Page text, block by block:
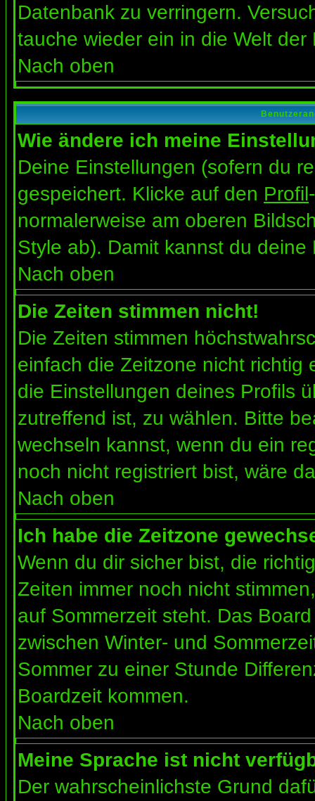
Datenbank zu verringern.
tauche wieder ein in die Welt der
Nach oben
Wie ändere ich meine
Deine Einstellungen (sofern du
gespeichert. Klicke auf den Profil
normalerweise am oberen
Style ab). Damit kannst du
Nach oben
Die Zeiten stimmen nicht!
Die Zeiten stimmen
einfach die Zeitzone nicht richtig
die Einstellungen deines Profils
zutreffend ist, zu wählen. Bitte
wechseln kannst, wenn du ein
noch nicht registriert bist, wäre
Nach oben
Ich habe die Zeitzone
Wenn du dir sicher bist, die
Zeiten immer noch nicht
auf Sommerzeit steht. Das
zwischen Winter- und
Sommer zu einer Stunde
Boardzeit kommen.
Nach oben
Meine Sprache ist nicht
Der wahrscheinlichste Grund